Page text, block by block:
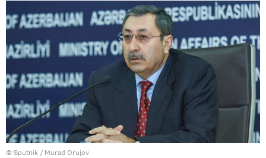
© Sputnik / Murad Orujov